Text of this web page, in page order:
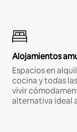
Alojamientos
Espacios en
cocina y todas
vivir
alternativa ideal